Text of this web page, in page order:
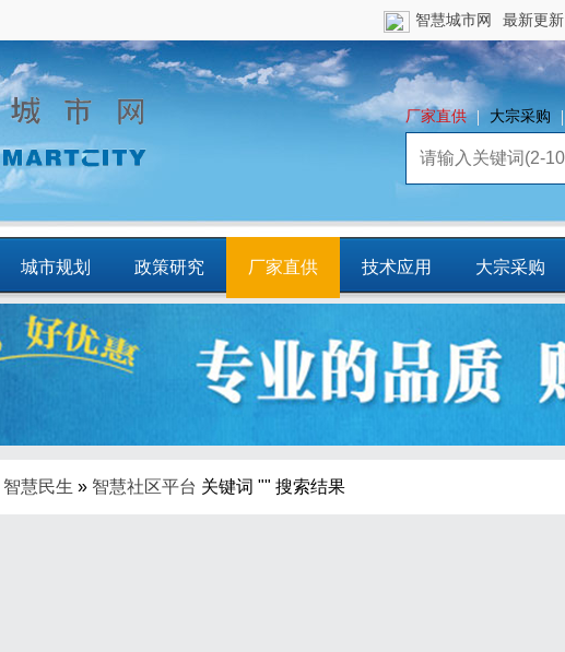
最新更新
智慧城市网
厂家直供 大宗采购
城市规划 政策研究 厂家直供 技术应用 大宗采购
商圈
业智库
智慧民生 » 智慧社区平台 关键词 "" 搜索结果